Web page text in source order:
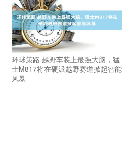
环球策路 越野车装上最强大脑，猛
士M817将在硬派越野赛道掀起智能
风暴